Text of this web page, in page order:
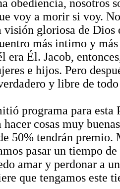
obediencia, nosotros
voy a morir si voy.
gloriosa de
más intimo y
Él. Jacob,
e hijos. Pero
y libre de
programa para esta
cosas muy
50% tendrán
pasar un tiempo
amar y perdonar a
que tengamos este